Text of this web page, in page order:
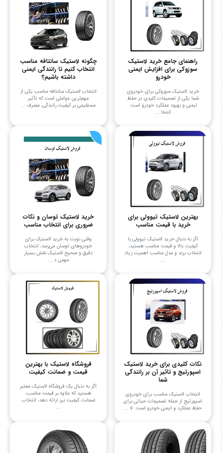
راهنمای جامع خرید لاستیک
سوزوکی برای افزایش ایمنی
خودرو
خرید لاستیک سوزوکی برای خودروی
شما یکی از تصمیمات کلیدی در حفظ
ایمنی و بهبود عملکرد خودرو است.
انتخا ...
چگونه لاستیک سانتافه مناسب
انتخاب کنیم تا رانندگی ایمنی
داشته باشیم؟
انتخاب لاستیک سانتافه مناسب یکی از
مهم‌ترین عواملی است که تأثیر
مستقیمی بر کیفیت رانندگی، مصرف ...
بهترین لاستیک تیوولی برای
خرید با قیمت مناسب
اگر به دنبال خرید لاستیک تیوولی با
کیفیت بالا و قیمت مناسب هستید،
انتخاب برند و مدل مناسب اهمیت زیاد
...
خرید لاستیک توسان و نکات
ضروری برای انتخاب مناسب
وقتی نوبت به خرید لاستیک برای
خودروهای توسان می‌رسد، انتخاب
دقیق و صحیح لاستیک نقش بسیار
مهمی د ...
نکات کلیدی برای خرید لاستیک
اسپورتیج و تاثیر آن بر رانندگی
شما
انتخاب لاستیک مناسب برای خودروی
اسپورتیج از جمله تصمیمات حیاتی برای
حفظ عملکرد و ایمنی خودرو است. لا ...
فروشگاه لاستیک با بهترین
قیمت و ضمانت کیفیت
اگر به دنبال یک فروشگاه لاستیک معتبر
هستید که علاوه بر قیمت مناسب،
ضمانت کیفیت نیز ارائه دهد، انتخاب
...